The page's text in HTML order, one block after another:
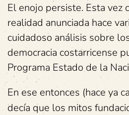
El enojo persiste. Esta vez
realidad anunciada hace
cuidadoso análisis sobre
democracia costarricense
Programa Estado de la
En ese entonces (hace ya
decía que los mitos